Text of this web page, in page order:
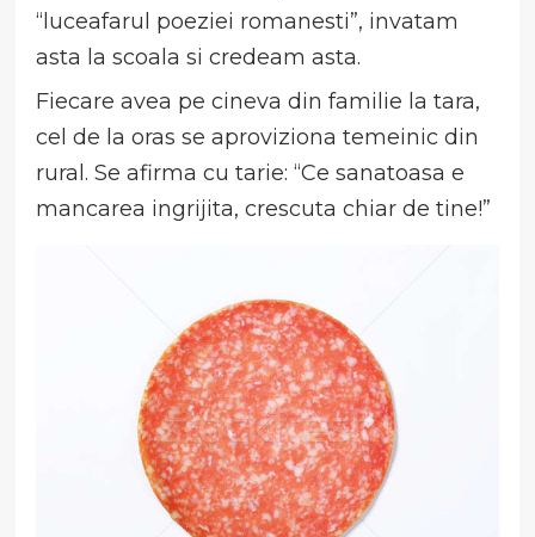
“luceafarul poeziei romanesti”, invatam
asta la scoala si credeam asta.
Fiecare avea pe cineva din familie la tara,
cel de la oras se aproviziona temeinic din
rural. Se afirma cu tarie: “Ce sanatoasa e
mancarea ingrijita, crescuta chiar de tine!”